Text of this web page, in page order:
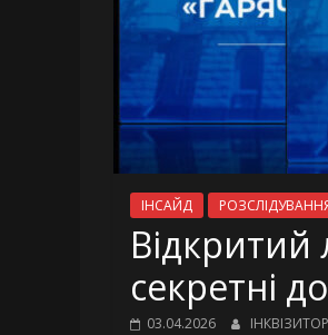
ІНСАЙД
секретні
03.04.2026 ІНКВІЗИТОР